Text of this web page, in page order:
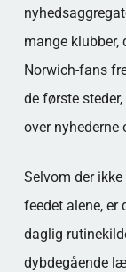
mange klubber,
Norwich-fans
de første
over nyhederne
Selvom der
feedet alene, er
daglig
dybdegående